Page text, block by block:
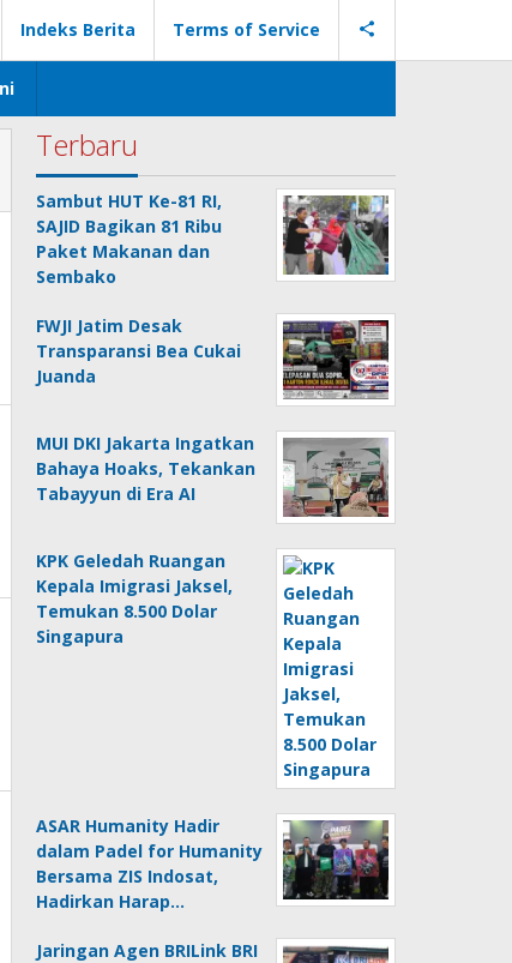
Indeks Berita Terms of Service
Terbaru
Sambut HUT Ke-81 RI,
SAJID Bagikan 81 Ribu
Paket Makanan dan
Sembako
FWJI Jatim Desak
Transparansi Bea Cukai
Juanda
MUI DKI Jakarta Ingatkan
Bahaya Hoaks, Tekankan
Tabayyun di Era AI
KPK Geledah Ruangan
Kepala Imigrasi Jaksel,
Temukan 8.500 Dolar
Singapura
ASAR Humanity Hadir
dalam Padel for Humanity
Bersama ZIS Indosat,
Hadirkan Harap…
Jaringan Agen BRILink BRI